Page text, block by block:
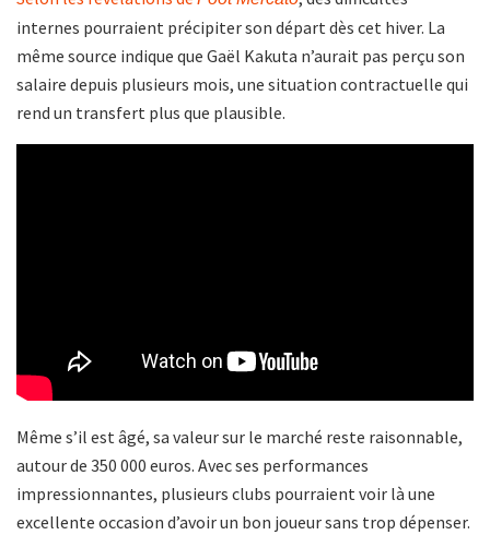
internes pourraient précipiter son départ dès cet hiver. La
même source indique que Gaël Kakuta n’aurait pas perçu son
salaire depuis plusieurs mois, une situation contractuelle qui
rend un transfert plus que plausible.
Même s’il est âgé, sa valeur sur le marché reste raisonnable,
autour de 350 000 euros. Avec ses performances
impressionnantes, plusieurs clubs pourraient voir là une
excellente occasion d’avoir un bon joueur sans trop dépenser.